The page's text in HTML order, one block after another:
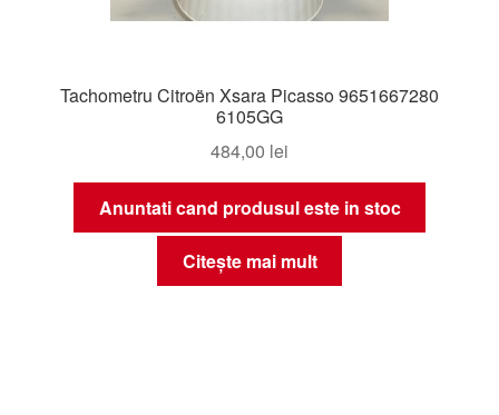
Tachometru Citroën Xsara Picasso 9651667280
6105GG
484,00 lei
Anuntati cand produsul este in stoc
Citește mai mult